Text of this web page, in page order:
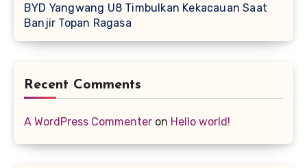
BYD Yangwang U8 Timbulkan Kekacauan Saat
Banjir Topan Ragasa
Recent Comments
A WordPress Commenter on Hello world!